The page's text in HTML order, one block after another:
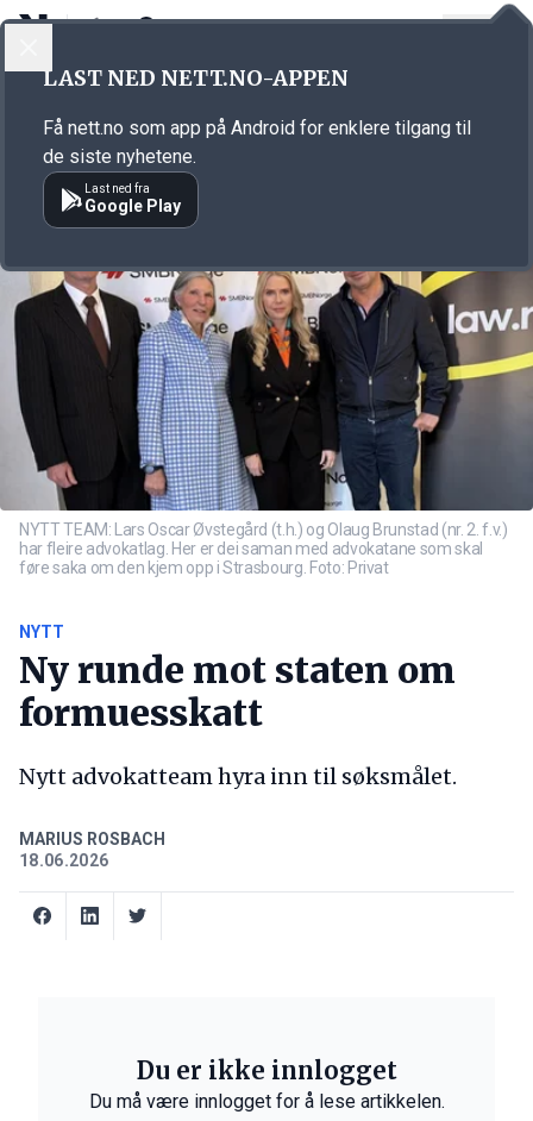
Annonsørinnhold
NYTT TEAM: Lars Oscar Øvstegård (t.h.) og Olaug Brunstad (nr. 2. f.v.)
har fleire advokatlag. Her er dei saman med advokatane som skal
føre saka om den kjem opp i Strasbourg. Foto: Privat
NYTT
Ny runde mot staten om
formuesskatt
Nytt advokatteam hyra inn til søksmålet.
MARIUS ROSBACH
18.06.2026
Du er ikke innlogget
Du må være innlogget for å lese artikkelen.
LAST NED NETT.NO-APPEN
Få nett.no som app på Android for enklere tilgang til
de siste nyhetene.
Last ned fra
Google Play